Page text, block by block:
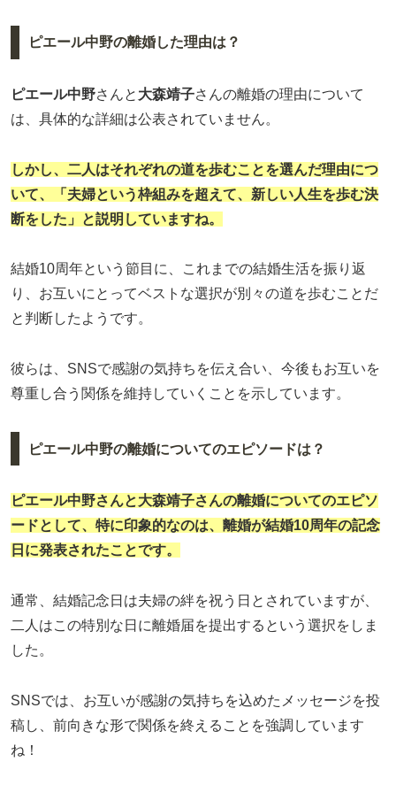
ピエール中野の離婚した理由は？
ピエール中野さんと 大森靖子さんの離婚の理由について
は、具体的な詳細は公表されていません。
しかし、二人はそれぞれの道を歩むことを選んだ理由につ
いて、「夫婦という枠組みを超えて、新しい人生を歩む決
断をした」と説明していますね。
結婚10周年という節目に、これまでの結婚生活を振り返
り、お互いにとってベストな選択が別々の道を歩むことだ
と判断したようです。
彼らは、SNSで感謝の気持ちを伝え合い、今後もお互いを
尊重し合う関係を維持していくことを示しています。
ピエール中野の離婚についてのエピソードは？
ピエール中野さんと大森靖子さんの離婚についてのエピソ
ードとして、特に印象的なのは、離婚が結婚10周年の記念
日に発表されたことです。
通常、結婚記念日は夫婦の絆を祝う日とされていますが、
二人はこの特別な日に離婚届を提出するという選択をしま
した。
SNSでは、お互いが感謝の気持ちを込めたメッセージを投
稿し、前向きな形で関係を終えることを強調しています
ね！